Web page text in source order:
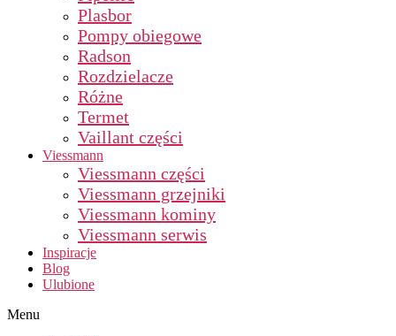
Plasbor
Pompy obiegowe
Radson
Rozdzielacze
Różne
Termet
Vaillant części
Viessmann
Viessmann części
Viessmann grzejniki
Viessmann kominy
Viessmann serwis
Inspiracje
Blog
Ulubione
Menu